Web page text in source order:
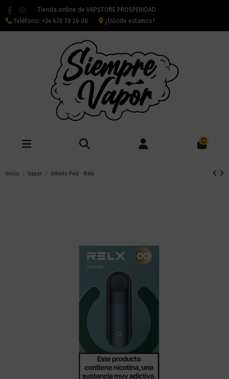
Tienda online de VAPSTORE PROSPERIDAD
Teléfono: +34 628 28 26 08 ¿Dónde estamos?
0
Inicio Vaper Infinity Pod - Relx